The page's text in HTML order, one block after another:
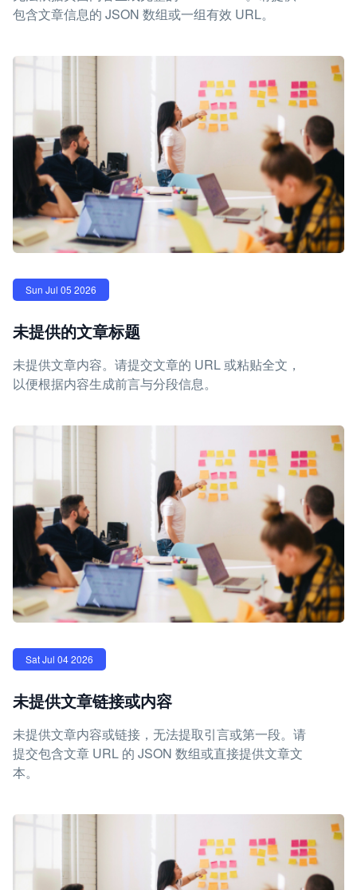
包含文章信息的 JSON 数组或一组有效 URL。
Sun Jul 05 2026
未提供的文章标题
未提供文章内容。请提交文章的 URL 或粘贴全文，
以便根据内容生成前言与分段信息。
Sat Jul 04 2026
未提供文章链接或内容
未提供文章内容或链接，无法提取引言或第一段。请
提交包含文章 URL 的 JSON 数组或直接提供文章文
本。